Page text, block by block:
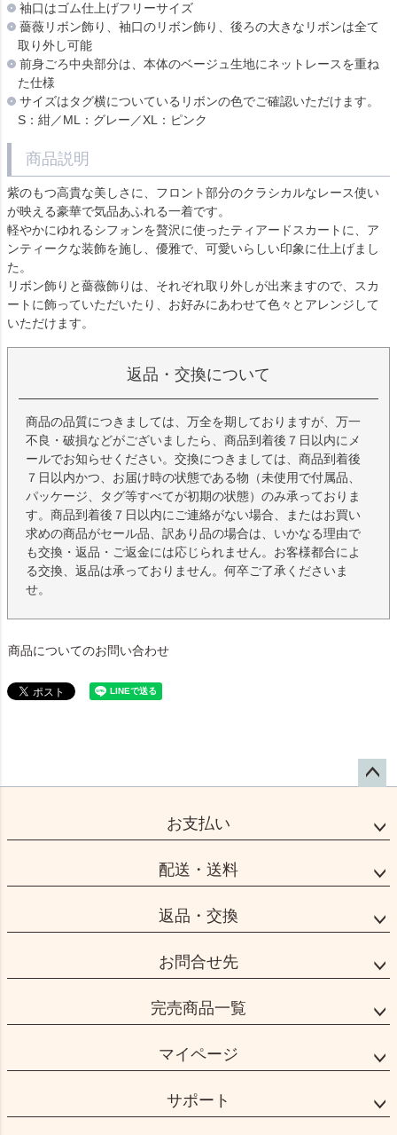
袖口はゴム仕上げフリーサイズ
薔薇リボン飾り、袖口のリボン飾り、後ろの大きなリボンは全て
取り外し可能
前身ごろ中央部分は、本体のベージュ生地にネットレースを重ね
た仕様
サイズはタグ横についているリボンの色でご確認いただけます。
S：紺／ML：グレー／XL：ピンク
商品説明
紫のもつ高貴な美しさに、フロント部分のクラシカルなレース使い
が映える豪華で気品あふれる一着です。
軽やかにゆれるシフォンを贅沢に使ったティアードスカートに、ア
ンティークな装飾を施し、優雅で、可愛いらしい印象に仕上げまし
た。
リボン飾りと薔薇飾りは、それぞれ取り外しが出来ますので、スカ
ートに飾っていただいたり、お好みにあわせて色々とアレンジして
いただけます。
返品・交換について
商品の品質につきましては、万全を期しておりますが、万一
不良・破損などがございましたら、商品到着後７日以内にメ
ールでお知らせください。交換につきましては、商品到着後
７日以内かつ、お届け時の状態である物（未使用で付属品、
パッケージ、タグ等すべてが初期の状態）のみ承っておりま
す。商品到着後７日以内にご連絡がない場合、またはお買い
求めの商品がセール品、訳あり品の場合は、いかなる理由で
も交換・返品・ご返金には応じられません。お客様都合によ
る交換、返品は承っておりません。何卒ご了承くださいま
せ。
商品についてのお問い合わせ
ップ
お支払い
配送・送料
返品・交換
お問合せ先
完売商品一覧
マイページ
サポート